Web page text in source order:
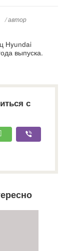
/ автор
Hyundai
выпуска.
с